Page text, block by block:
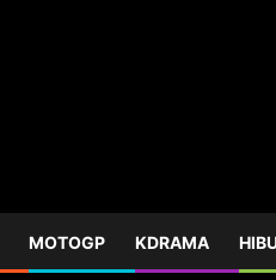
MOTOGP KDRAMA